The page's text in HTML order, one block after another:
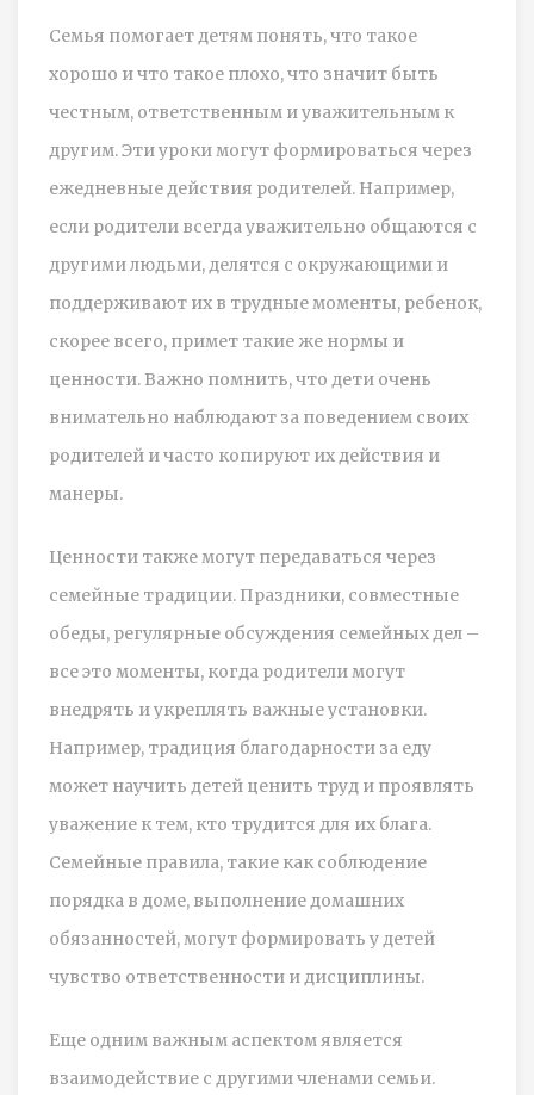
Семья помогает детям понять, что такое
хорошо и что такое плохо, что значит быть
честным, ответственным и уважительным к
другим. Эти уроки могут формироваться через
ежедневные действия родителей. Например,
если родители всегда уважительно общаются с
другими людьми, делятся с окружающими и
поддерживают их в трудные моменты, ребенок,
скорее всего, примет такие же нормы и
ценности. Важно помнить, что дети очень
внимательно наблюдают за поведением своих
родителей и часто копируют их действия и
манеры.
Ценности также могут передаваться через
семейные традиции. Праздники, совместные
обеды, регулярные обсуждения семейных дел –
все это моменты, когда родители могут
внедрять и укреплять важные установки.
Например, традиция благодарности за еду
может научить детей ценить труд и проявлять
уважение к тем, кто трудится для их блага.
Семейные правила, такие как соблюдение
порядка в доме, выполнение домашних
обязанностей, могут формировать у детей
чувство ответственности и дисциплины.
Еще одним важным аспектом является
взаимодействие с другими членами семьи.